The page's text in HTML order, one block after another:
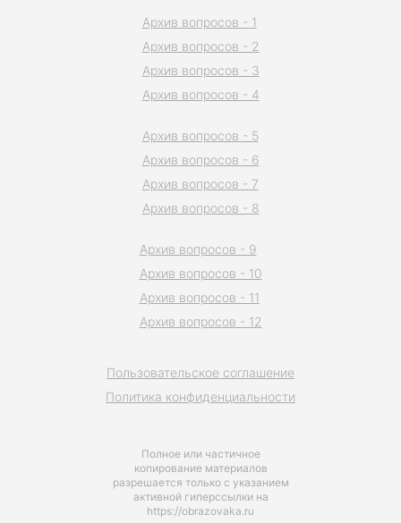
Полное или частичное
копирование материалов
разрешается только с указанием
активной гиперссылки на
https://obrazovaka.ru
Пользовательское соглашение
Политика конфиденциальности
Архив вопросов - 1
Архив вопросов - 2
Архив вопросов - 3
Архив вопросов - 4
Архив вопросов - 5
Архив вопросов - 6
Архив вопросов - 7
Архив вопросов - 8
Архив вопросов - 9
Архив вопросов - 10
Архив вопросов - 11
Архив вопросов - 12